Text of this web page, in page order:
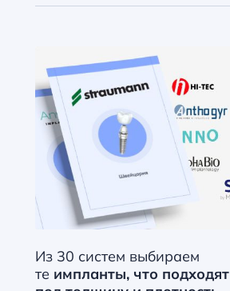
Из 30 систем выбираем
те импланты, что подходят